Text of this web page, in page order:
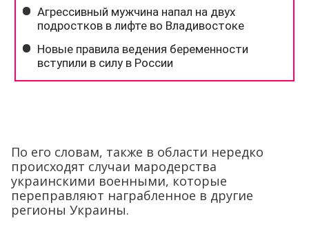
По его словам, также в области нередко
происходят случаи мародерства
украинскими военными, которые
переправляют награбленное в другие
регионы Украины.